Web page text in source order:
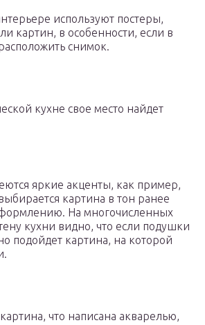
используют постеры,
картин, в особенности, если в
снимок.
кухне свое место найдет
яркие акценты, как пример,
картина в тон ранее
На многочисленных
кухни видно, что если подушки
подойдет картина, на которой
что написана акварелью,